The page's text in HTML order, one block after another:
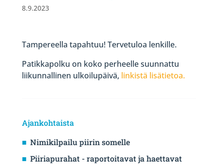
8.9.2023
Tampereella tapahtuu! Tervetuloa lenkille.
Patikkapolku on koko perheelle suunnattu
liikunnallinen ulkoilupäivä, linkistä lisätietoa.
Ajankohtaista
Nimikilpailu piirin somelle
Piiriapurahat - raportoitavat ja haettavat